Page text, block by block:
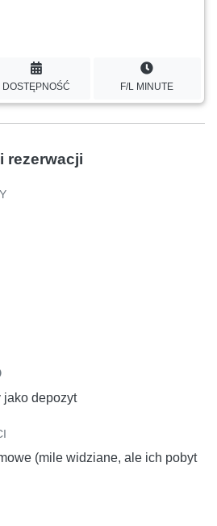
DOSTĘPNOŚĆ F/L MINUTE
rezerwacji
jako depozyt
(mile widziane, ale ich pobyt